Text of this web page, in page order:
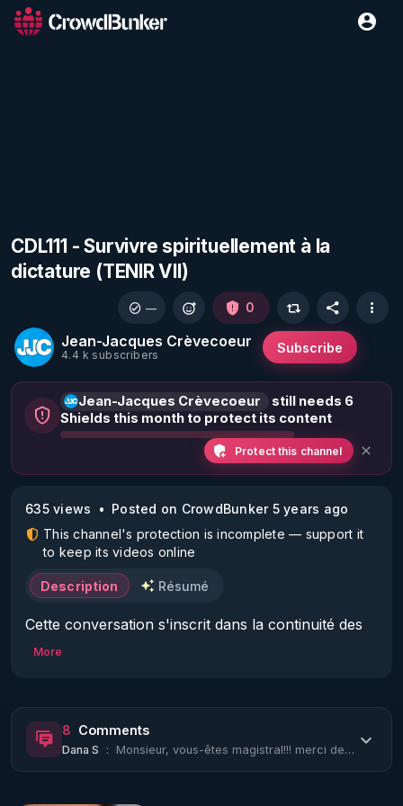
CDL111 - Survivre spirituellement à la
dictature (TENIR VII)
Jean-Jacques Crèvecoeur
4.4 k subscribers Subscribe
— 0
Jean-Jacques Crèvecoeur
still needs 6
Shields this month to protect its content
Protect this channel
635 views
Posted on CrowdBunker 5 years ago
This channel's protection is incomplete — support it
to keep its videos online
Description Résumé
Cette conversation s'inscrit dans la continuité des
deux précédentes consacrées à la survie, avec une
de la Renaissance a conduit l'humanité dans une
triple coupure et une triple séparation d'avec le
Monde, d'avec les autres et d'avec soi-même.
Dans ce sens, on peut mieux comprendre quel est
More
8 Comments
Dana S : Monsieur, vous-êtes magistral!!! merci de tout cœur, j'avais vraiment besoin d'e...